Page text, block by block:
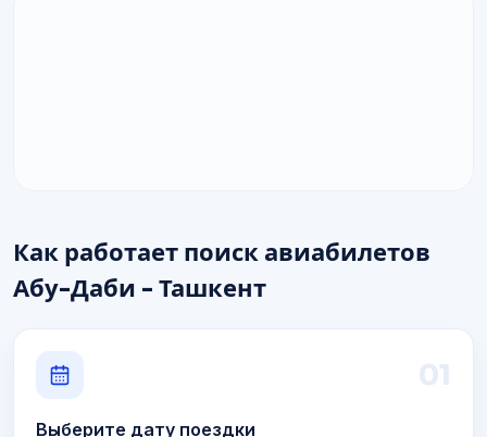
Как работает поиск авиабилетов
Абу-Даби - Ташкент
01
Выберите дату поездки